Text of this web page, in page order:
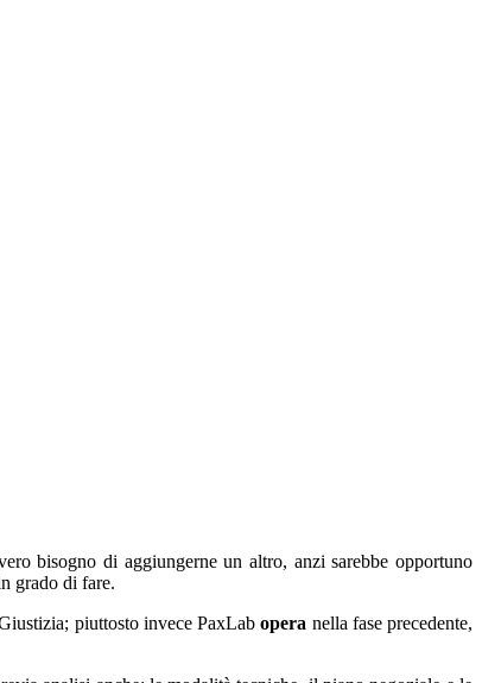
bisogno di aggiungerne un altro, anzi sarebbe opportuno
grado di fare.
piuttosto invece PaxLabopera nella fase precedente,